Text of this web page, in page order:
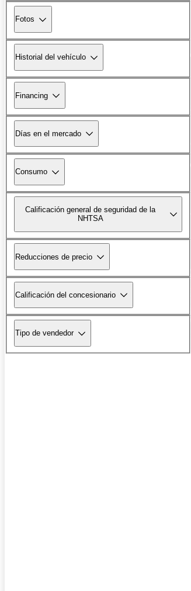
Fotos
Historial del vehículo
Financing
Días en el mercado
Consumo
Calificación general de seguridad de la
NHTSA
Reducciones de precio
Calificación del concesionario
Tipo de vendedor